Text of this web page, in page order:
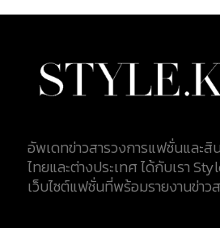
งานนิทรรศการ Paris
อัพเดทข่าวสารวงการแฟชั่นและ
ไทยและต่างประเทศ ได้กับเรา
เว็บไซต์แฟชั่นที่พร้อมรายงานข่า